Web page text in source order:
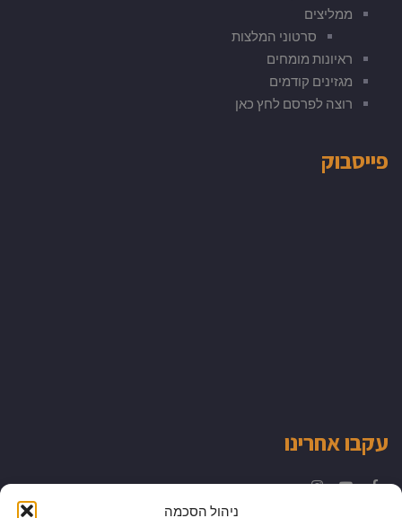
ניהול הסכמה
ממליצים
סרטוני המלצות
ראיונות מומחים
מגזינים קודמים
רוצה לפרסם לחץ כאן
פייסבוק
עקבו אחרינו